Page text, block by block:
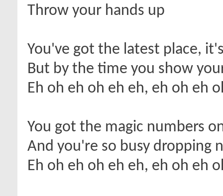
Throw your hands up
You've got the latest place,
But by the time you show
Eh oh eh oh eh eh, eh oh eh
You got the magic numbers
And you're so busy dropping
Eh oh eh oh eh eh, eh oh eh